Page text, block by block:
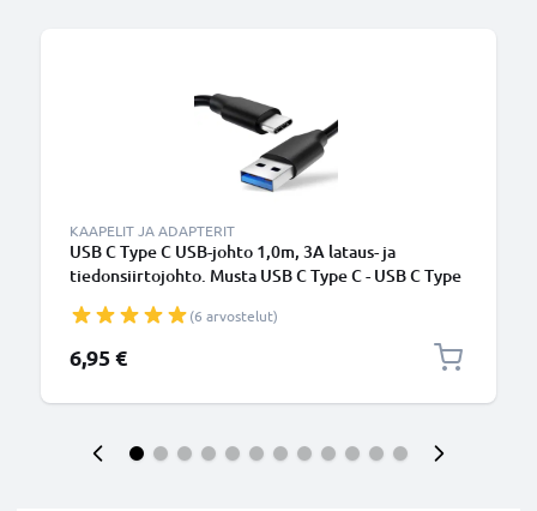
KAAPELIT JA ADAPTERIT
USB C Type C USB-johto 1,0m, 3A lataus- ja
tiedonsiirtojohto. Musta USB C Type C - USB C Type
(6 arvostelut)
6,95 €